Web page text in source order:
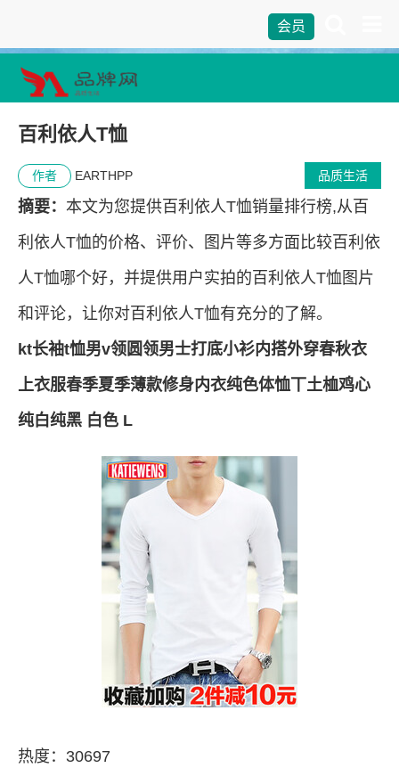
会员
百利依人T恤
品质生活
作者 EARTHPP
摘要： 本文为您提供百利依人T恤销量排行榜,从百
利依人T恤的价格、评价、图片等多方面比较百利依
人T恤哪个好，并提供用户实拍的百利依人T恤图片
和评论，让你对百利依人T恤有充分的了解。
kt长袖t恤男v领圆领男士打底小衫内搭外穿春秋衣
上衣服春季夏季薄款修身内衣纯色体恤丅土桖鸡心
纯白纯黑 白色 L
热度：30697